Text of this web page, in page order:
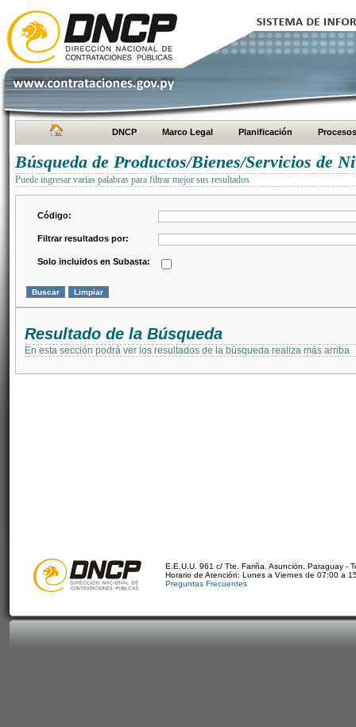
DNCP Marco Legal Planificación Procesos
Búsqueda de Productos/Bienes/Servicios de
Puede ingresar varias palabras para filtrar mejor sus resultados
Código:
Filtrar resultados por:
Solo incluidos en Subasta:
Resultado de la Búsqueda
En esta sección podrá ver los resultados de la búsqueda realiza más arriba
E.E.U.U. 961 c/ Tte. Fariña. Asunción, Paraguay -
Horario de Atención: Lunes a Viernes de 07:00 a
Preguntas Frecuentes